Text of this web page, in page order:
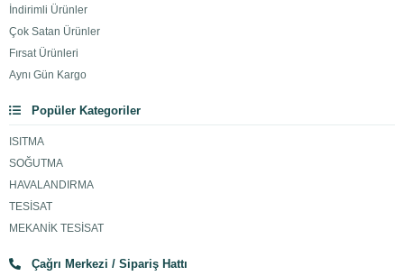
İndirimli Ürünler
Çok Satan Ürünler
Fırsat Ürünleri
Aynı Gün Kargo
Popüler Kategoriler
ISITMA
SOĞUTMA
HAVALANDIRMA
TESİSAT
MEKANİK TESİSAT
Çağrı Merkezi / Sipariş Hattı